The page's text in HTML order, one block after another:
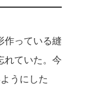
作っている縫
れていた。今
うにした